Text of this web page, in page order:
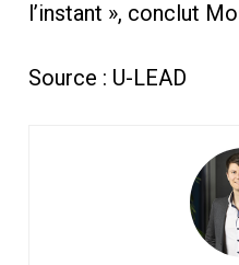
l’instant », conclut
Source : U-LEAD